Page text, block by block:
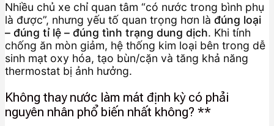
Nhiều chủ xe chỉ quan tâm “có nước trong bình phụ
là được”, nhưng yếu tố quan trọng hơn là đúng loại
– đúng tỉ lệ – đúng tình trạng dung dịch. Khi tính
chống ăn mòn giảm, hệ thống kim loại bên trong dễ
sinh mạt oxy hóa, tạo bùn/cặn và tăng khả năng
thermostat bị ảnh hưởng.
Không thay nước làm mát định kỳ có phải
nguyên nhân phổ biến nhất không? **